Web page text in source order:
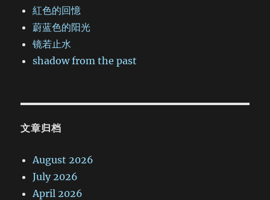
紅色的回憶
蔚蓝色的阳光
镜若止水
shadow from the past
文章归档
August 2026
July 2026
April 2026